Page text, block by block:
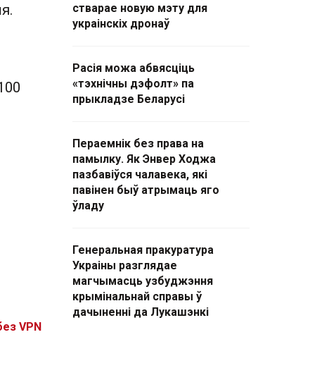
VPN
стварае новую мэту для
украінскіх дронаў
Расія можа абвясціць
«тэхнічны дэфолт» па
прыкладзе Беларусі
Пераемнік без права на
памылку. Як Энвер Ходжа
пазбавіўся чалавека, які
павінен быў атрымаць яго
ўладу
Генеральная пракуратура
Украіны разглядае
магчымасць узбуджэння
крымінальнай справы ў
дачыненні да Лукашэнкі